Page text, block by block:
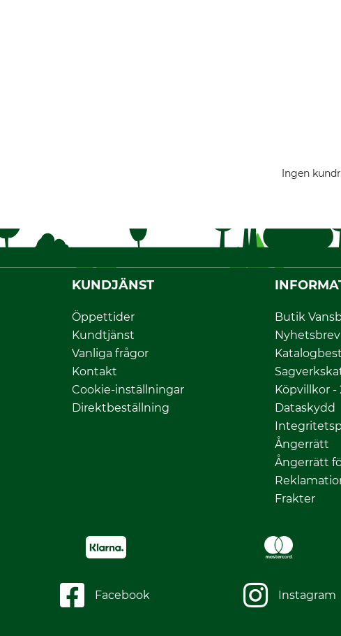
Ingen
KUNDJÄNST
Öppettider
Kundtjänst
Vanliga frågor
Kontakt
Cookie-inställningar
Direktbeställning
Butik
Nyhetsbrev
Köpvillkor -
Dataskydd
Ångerrätt
Ångerrätt
Frakter
Facebook Instagram